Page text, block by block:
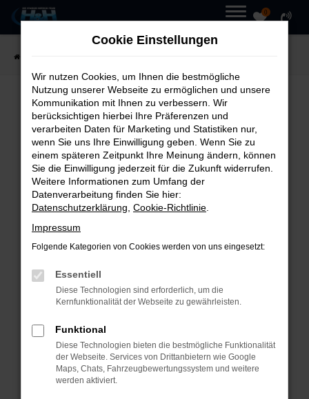
Zum
0
UNSERFAHRZEUGMARKT
Fehler: Network Error
Beim Laden ist ein Fehler
aufgetreten.
helfen können:
deine Internetverbindung.
Laden andere Webseiten, zum
Beispiel deine Suchmaschine?
Cookie Einstellungen
Wir nutzen Cookies, um Ihnen die bestmögliche
Nutzung unserer Webseite zu ermöglichen und unsere
Kommunikation mit Ihnen zu verbessern. Wir
berücksichtigen hierbei Ihre Präferenzen und
verarbeiten Daten für Marketing und Statistiken nur,
wenn Sie uns Ihre Einwilligung geben. Wenn Sie zu
einem späteren Zeitpunkt Ihre Meinung ändern, können
Sie die Einwilligung jederzeit für die Zukunft widerrufen.
Weitere Informationen zum Umfang der
Datenverarbeitung finden Sie hier:
Datenschutzerklärung Cookie-Richtlinie
Impressum
Folgende Kategorien von Cookies werden von uns eingesetzt:
Essentiell
Diese Technologien sind erforderlich, um die
Kernfunktionalität der Webseite zu gewährleisten.
Funktional
Diese Technologien bieten die bestmögliche Funktionalität
der Webseite. Services von Drittanbietern wie Google
Maps, Chats, Fahrzeugbewertungssystem und weitere
werden aktiviert.